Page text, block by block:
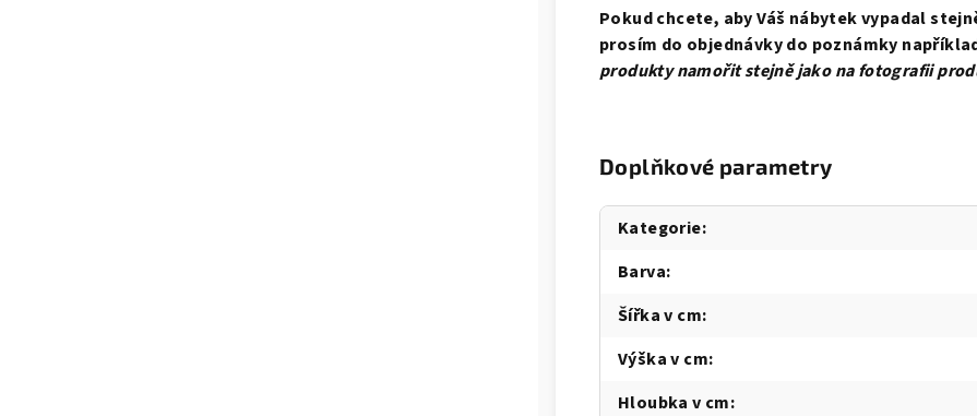
Pokud chcete, aby Váš nábytek vypadal
prosím do objednávky do poznámky
produkty namořit stejně jako na fotografii
Doplňkové parametry
Kategorie:
Barva:
Šířka v cm:
Výška v cm:
Hloubka v cm: